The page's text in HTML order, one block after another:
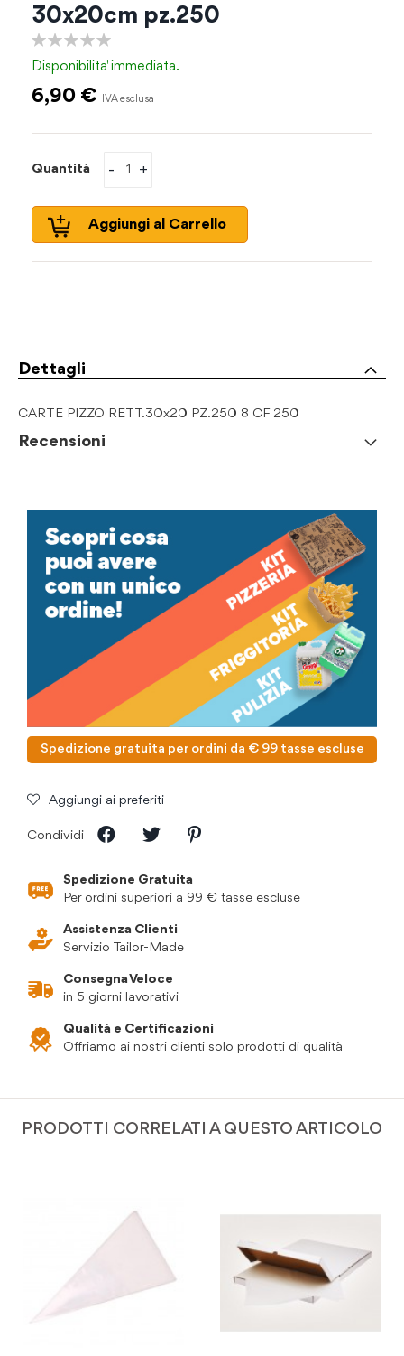
30x20cm pz.250
Disponibilita'immediata.
6,90 €
Quantità +
-
Aggiungi al Carrello
Dettagli
CARTE PIZZO RETT.30x20 PZ.250 8 CF 250
Recensioni
galleria
Spedizione gratuita per ordini da € 99 tasse escluse
Aggiungi ai preferiti
Condividi
Spedizione Gratuita
Per ordini superiori a 99 € tasse escluse
Assistenza Clienti
Servizio Tailor-Made
Consegna Veloce
in 5 giorni lavorativi
Qualità e Certificazioni
Offriamo ai nostri clienti solo prodotti di qualità
PRODOTTI CORRELATI A QUESTO ARTICOLO